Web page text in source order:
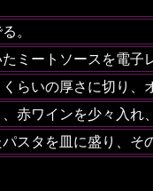
。
ミートソースを電子
らいの厚さに切り、
、赤ワインを少々入れ
スタを皿に盛り、そ